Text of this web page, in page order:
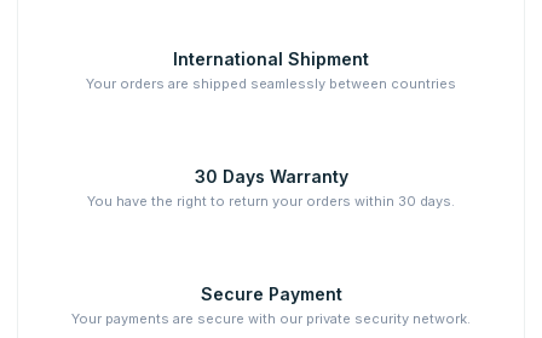
International Shipment
Your orders are shipped seamlessly between countries
30 Days Warranty
You have the right to return your orders within 30 days.
Secure Payment
Your payments are secure with our private security network.